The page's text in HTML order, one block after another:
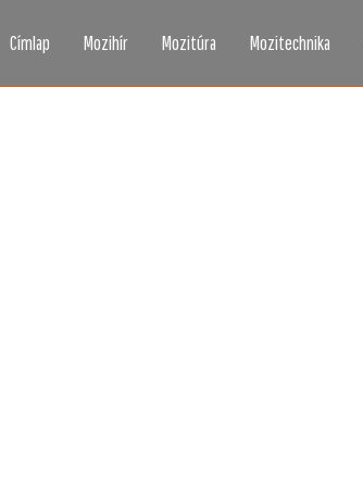
Címlap Mozihír Mozitúra Mozitechnika